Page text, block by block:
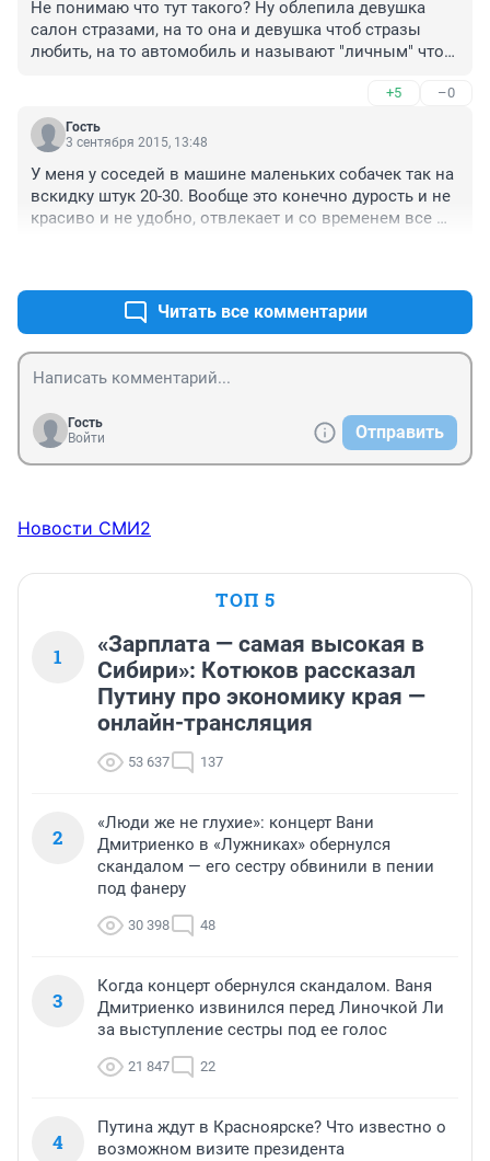
Не понимаю что тут такого? Ну облепила девушка
салон стразами, на то она и девушка чтоб стразы
любить, на то автомобиль и называют "личным" чтоб
+5 –0
Гость
3 сентября 2015, 13:48
У меня у соседей в машине маленьких собачек так на
вскидку штук 20-30. Вообще это конечно дурость и не
красиво и не удобно, отвлекает и со временем все
Читать все комментарии
Гость
Войти
Отправить
Новости СМИ2
ТОП 5
1
«Зарплата — самая высокая в
Сибири»: Котюков рассказал
Путину про экономику края —
онлайн-трансляция
53 637 137
2
«Люди же не глухие»: концерт Вани
Дмитриенко в «Лужниках» обернулся
скандалом — его сестру обвинили в пении
под фанеру
30 398 48
3
Когда концерт обернулся скандалом. Ваня
Дмитриенко извинился перед Линочкой Ли
за выступление сестры под ее голос
21 847 22
4
Путина ждут в Красноярске? Что известно о
возможном визите президента